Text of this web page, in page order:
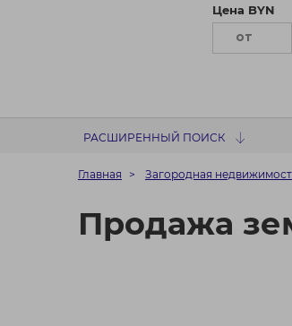
Цена BYN
РАСШИРЕННЫЙ ПОИСК
Главная Загородная
Продажа